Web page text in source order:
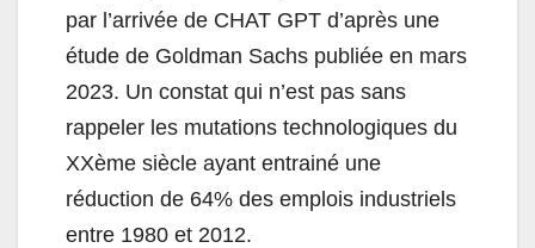
par l’arrivée de CHAT GPT d’après une
étude de Goldman Sachs publiée en mars
2023. Un constat qui n’est pas sans
rappeler les mutations technologiques du
XXème siècle ayant entrainé une
réduction de 64% des emplois industriels
entre 1980 et 2012.